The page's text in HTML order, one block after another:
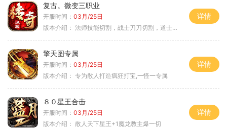
复古。微变三职业
开服时间： 03月/25日
版本介绍： 法师技能切割，战士刀刀切割，道士宠物秒怪
详情
擎天图专属
开服时间： 03月/25日
版本介绍： 专为散人打造疯狂打宝,一怪一专属
详情
８０星王合击
开服时间： 03月/25日
版本介绍： 散人天下星王+1魔龙教主爆一切
详情